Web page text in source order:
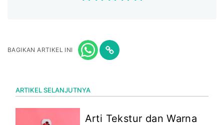
BAGIKAN ARTIKEL INI
ARTIKEL SELANJUTNYA
Arti Tekstur dan Warna